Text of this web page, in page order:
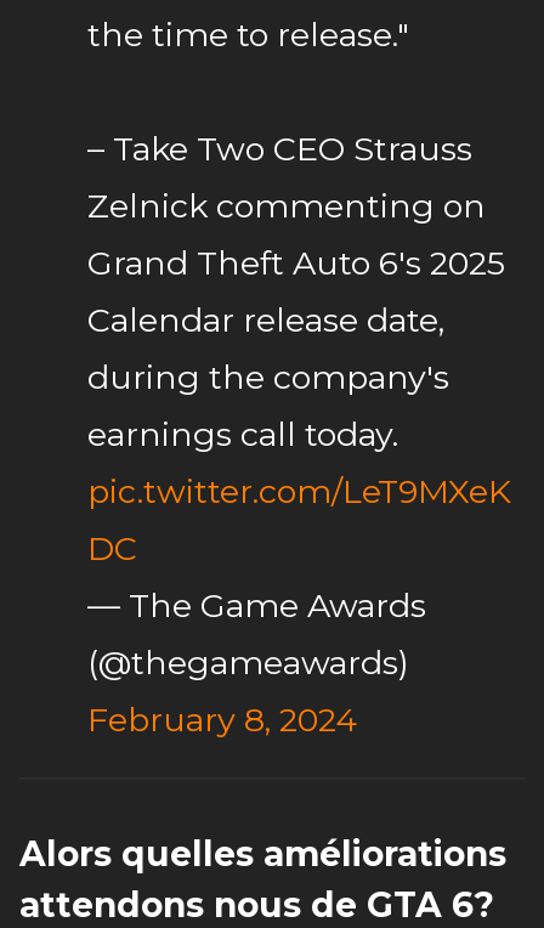
the time to release."
– Take Two CEO Strauss
Zelnick commenting on
Grand Theft Auto 6's 2025
Calendar release date,
during the company's
earnings call today.
pic.twitter.com/LeT9MXeK
DC
— The Game Awards
(@thegameawards)
February 8, 2024
Alors quelles améliorations
attendons nous de GTA 6?